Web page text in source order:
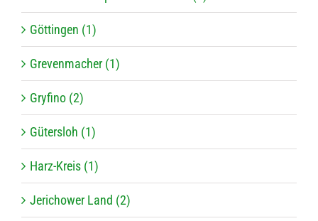
Göttingen (1)
Grevenmacher (1)
Gryfino (2)
Gütersloh (1)
Harz-Kreis (1)
Jerichower Land (2)